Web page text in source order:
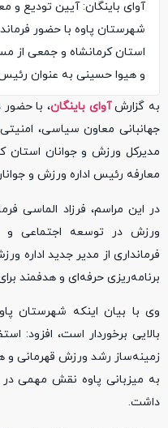
آوای باینگان: آیین تودیع و
شهرستان پاوه با حضور
استان کرمانشاه و جمعی از
و هیوا حسینی به عنوان
به گزارشآوای باینگان، با حضور
جهانبانی معاون سیاسی،
مدیرکل ورزش و جوانان استان
معارفه رئیس اداره ورزش و
در این مراسم، فرزاد الماسی
ورزش در توسعه اجتماعی
فرمانداری از مدیر جدید اداره
برنامه‌ریزی حرفه‌ای و هدفمند
وی با بیان اینکه شهرستان
بالایی برخوردار است، افزود:
زمینه‌ساز رشد ورزش قهرمانی و
به میزبانی پاوه نقش مهمی
داشت.